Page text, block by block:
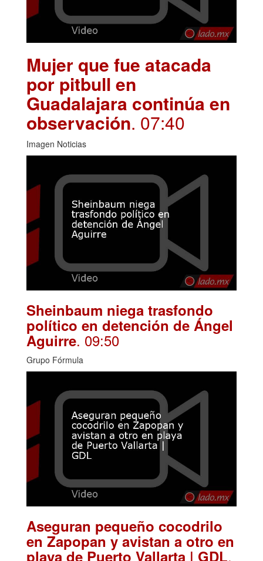
Mujer que fue atacada
por pitbull en
Guadalajara continúa en
observación. 07:40
Imagen Noticias
Sheinbaum niega trasfondo
político en detención de Ángel
Aguirre. 09:50
Grupo Fórmula
Aseguran pequeño cocodrilo
en Zapopan y avistan a otro en
playa de Puerto Vallarta | GDL.